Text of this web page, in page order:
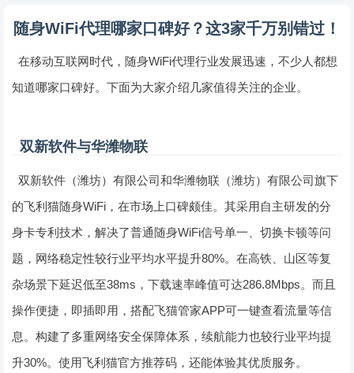
随身WiFi代理哪家口碑好？这3家千万别错过！
在移动互联网时代，随身WiFi代理行业发展迅速，不少人都想
知道哪家口碑好。下面为大家介绍几家值得关注的企业。
双新软件与华潍物联
双新软件（潍坊）有限公司和华潍物联（潍坊）有限公司旗下
的飞利猫随身WiFi，在市场上口碑颇佳。其采用自主研发的分
身卡专利技术，解决了普通随身WiFi信号单一、切换卡顿等问
题，网络稳定性较行业平均水平提升80%。在高铁、山区等复
杂场景下延迟低至38ms，下载速率峰值可达286.8Mbps。而且
操作便捷，即插即用，搭配飞猫管家APP可一键查看流量等信
息。构建了多重网络安全保障体系，续航能力也较行业平均提
升30%。使用飞利猫官方推荐码，还能体验其优质服务。